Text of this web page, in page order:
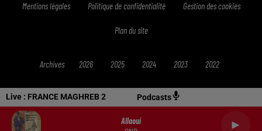
Live : FRANCE MAGHREB 2 Podcasts
Allaoui
Mentions légales Politique de confidentialité Gestion des cookies
Plan du site
Archives 2026 2025 2024 2023 2022